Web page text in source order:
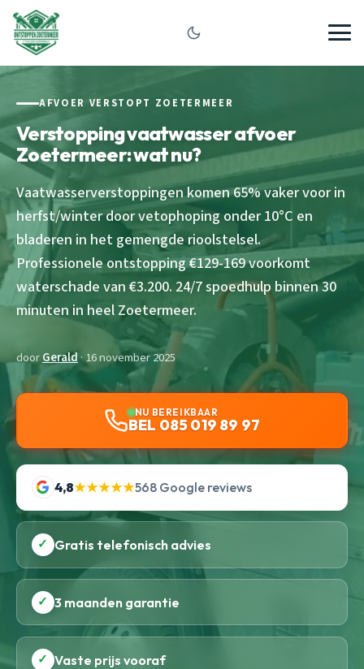
AFVOER VERSTOPT ZOETERMEER
Verstopping vaatwasser afvoer
Zoetermeer: wat nu?
Vaatwasserverstoppingen komen 65% vaker voor in
herfst/winter door vetophoping onder 10°C en
bladeren in het gemengde rioolstelsel.
Professionele ontstopping €129-169 voorkomt
waterschade van €3.200. 24/7 spoedhulp binnen 30
minuten in heel Zoetermeer.
doorGerald· 16 november 2025
NU BEREIKBAAR
BEL 085 019 89 97
4,8★★★★★568 Google reviews
✓ Gratis telefonisch advies
✓ 3 maanden garantie
✓ Vaste prijs vooraf